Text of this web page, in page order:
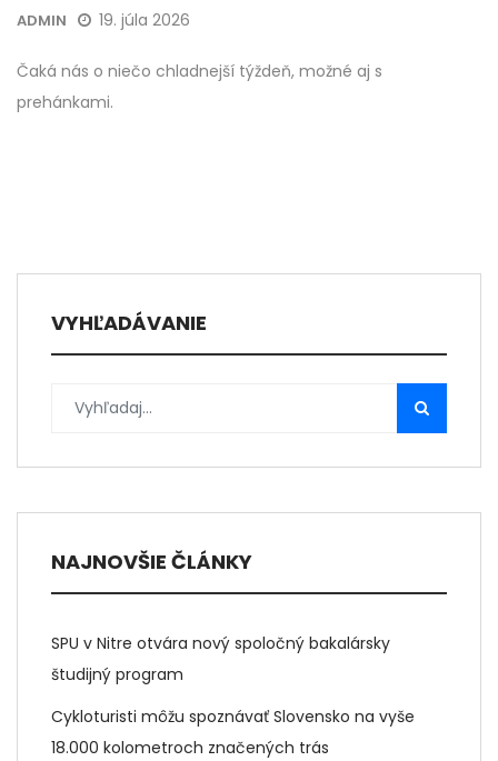
ADMIN 19. júla 2026
Čaká nás o niečo chladnejší týždeň, možné aj s
prehánkami.
VYHĽADÁVANIE
NAJNOVŠIE ČLÁNKY
SPU v Nitre otvára nový spoločný bakalársky
študijný program
Cykloturisti môžu spoznávať Slovensko na vyše
18.000 kolometroch značených trás